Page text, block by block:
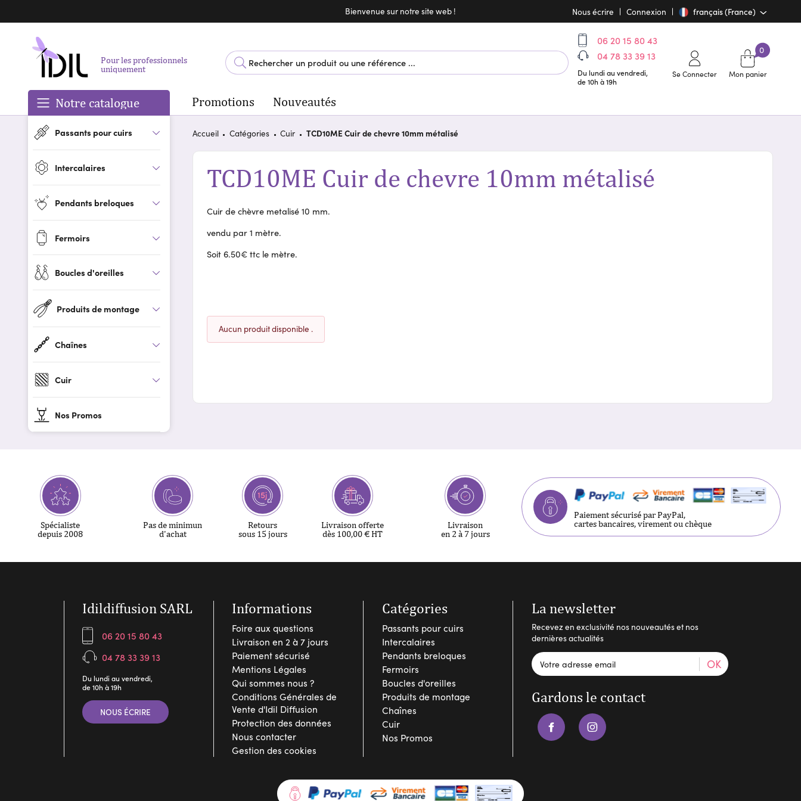
Bienvenue sur notre site web ! Nous écrire Connexion français (France)
Pour les professionnels
uniquement
06 20 15 80 43
04 78 33 39 13
Du lundi au vendredi,
de 10h à 19h
Se Connecter Mon panier
0
Notre catalogue Promotions Nouveautés
Passants pour cuirs
Intercalaires
Pendants breloques
Fermoirs
Boucles d'oreilles
Produits de montage
Chaînes
Cuir
Nos Promos
Accueil Catégories Cuir TCD10ME Cuir de chevre 10mm métalisé
TCD10ME Cuir de chevre 10mm métalisé
Cuir de chèvre metalisé 10 mm.
vendu par 1 mètre.
Soit 6.50€ ttc le mètre.
Aucun produit disponible .
Spécialiste
depuis 2008
Pas de minimun
d'achat
Retours
sous 15 jours
Livraison offerte
dès 100,00 € HT
Livraison
en 2 à 7 jours
Paiement sécurisé par PayPal,
cartes bancaires, virement ou chèque
Idildiffusion SARL
06 20 15 80 43
04 78 33 39 13
Du lundi au vendredi,
de 10h à 19h
NOUS ÉCRIRE
Informations
Foire aux questions
Livraison en 2 à 7 jours
Paiement sécurisé
Mentions Légales
Qui sommes nous ?
Conditions Générales de
Vente d'Idil Diffusion
Protection des données
Nous contacter
Gestion des cookies
Catégories
Passants pour cuirs
Intercalaires
Pendants breloques
Fermoirs
Boucles d'oreilles
Produits de montage
Chaînes
Cuir
Nos Promos
La newsletter
Recevez en exclusivité nos nouveautés et nos
dernières actualités
OK
Gardons le contact